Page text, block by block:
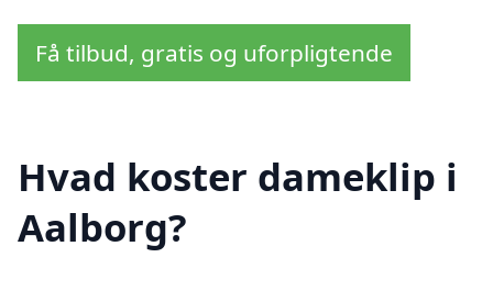
Få tilbud, gratis og uforpligtende
Hvad koster dameklip i
Aalborg?